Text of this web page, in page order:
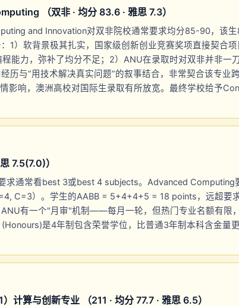
（双非 · 均分 83.6 · 雅思 7.3）
and Innovation对双非院校通常要求均分85-90，该
1）软背景极其扎实，国家级创新创业竞赛奖项直接契合项
能力，弥补了均分不足；2）ANU在录取时对双非并非一
历与“用技术解决真实问题”的叙事结合，非常契合该专业
影响，澳洲高校对国际生录取有所放宽。最终学校给予
7.5(7.0)）
求通常看best 3或best 4 subjects。Advanced Computing
C=3）。学生的AABB = 5+4+4+5 = 18 points，远超要
有一个"月审"机制——每月一轮，但热门专业名额有限
是4年制包含荣誉学位，比普通3年制本科含金量
计算与创新专业 （211 · 均分 77.7 · 雅思 6.5）